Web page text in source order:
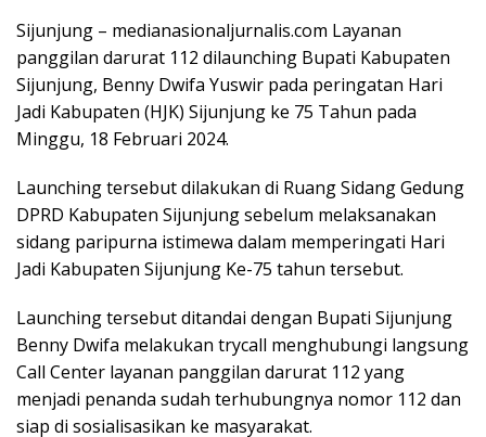
Sijunjung – medianasionaljurnalis.com Layanan
panggilan darurat 112 dilaunching Bupati Kabupaten
Sijunjung, Benny Dwifa Yuswir pada peringatan Hari
Jadi Kabupaten (HJK) Sijunjung ke 75 Tahun pada
Minggu, 18 Februari 2024.
Launching tersebut dilakukan di Ruang Sidang Gedung
DPRD Kabupaten Sijunjung sebelum melaksanakan
sidang paripurna istimewa dalam memperingati Hari
Jadi Kabupaten Sijunjung Ke-75 tahun tersebut.
Launching tersebut ditandai dengan Bupati Sijunjung
Benny Dwifa melakukan trycall menghubungi langsung
Call Center layanan panggilan darurat 112 yang
menjadi penanda sudah terhubungnya nomor 112 dan
siap di sosialisasikan ke masyarakat.